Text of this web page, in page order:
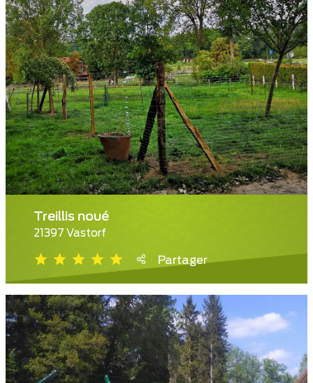
Treillis noué
21397 Vastorf
Partager